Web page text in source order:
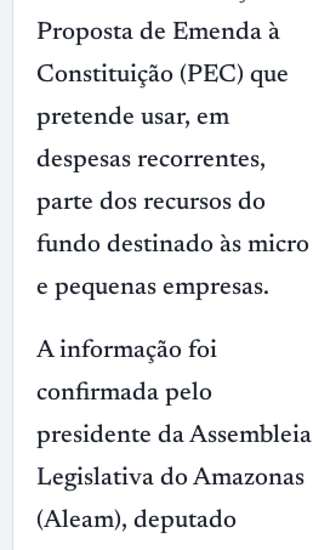
Proposta de Emenda à
Constituição (PEC) que
pretende usar, em
despesas recorrentes,
parte dos recursos do
fundo destinado às micro
e pequenas empresas.
A informação foi
confirmada pelo
presidente da Assembleia
Legislativa do Amazonas
(Aleam), deputado